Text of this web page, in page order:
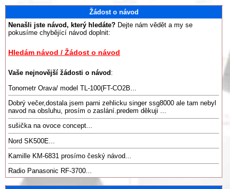
Žádost o návod
Nenašli jste návod, který hledáte? Dejte nám vědět a my se
pokusíme chybějící návod doplnit:
Hledám návod / Žádost o návod
Vaše nejnovější žádosti o návod :
Tonometr Orava/ model TL-100(FT-CO2B...
Dobrý večer,dostala jsem parni zehlicku singer ssg8000 ale tam nebyl
navod na obsluhu, prosím o zaslání.predem děkuji ...
sušička na ovoce concept...
Nord SK500E...
Kamille KM-6831 prosímo český návod...
Radio Panasonic RF-3700...